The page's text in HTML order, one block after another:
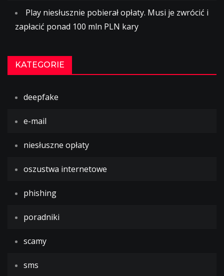
Play niesłusznie pobierał opłaty. Musi je zwrócić i
zapłacić ponad 100 mln PLN kary
KATEGORIE
deepfake
e-mail
niesłuszne opłaty
oszustwa internetowe
phishing
poradniki
scamy
sms